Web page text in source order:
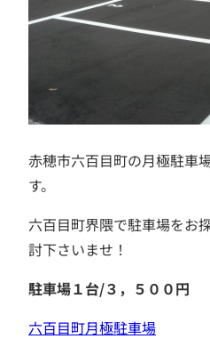
赤穂市六百目町の月極駐車
す。
六百目町界隈で駐車場をお
討下さいませ！
駐車場１台/３，５００円
六百目町月極駐車場